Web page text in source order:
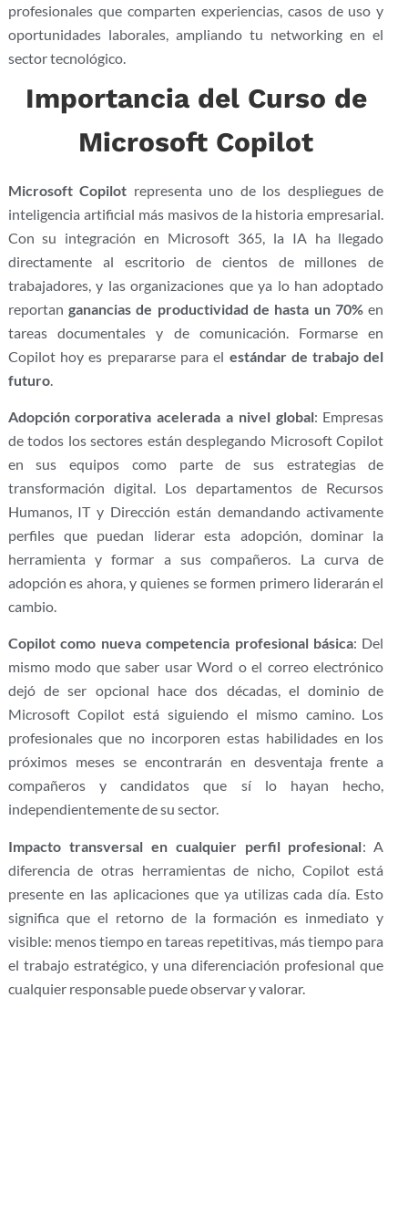
profesionales que comparten experiencias, casos de uso y
oportunidades laborales, ampliando tu networking en el
sector tecnológico.
Importancia del Curso de
Microsoft Copilot
Microsoft Copilot representa uno de los despliegues de
inteligencia artificial más masivos de la historia empresarial.
Con su integración en Microsoft 365, la IA ha llegado
directamente al escritorio de cientos de millones de
trabajadores, y las organizaciones que ya lo han adoptado
reportan ganancias de productividad de hasta un 70% en
tareas documentales y de comunicación. Formarse en
Copilot hoy es prepararse para el estándar de trabajo del
futuro.
Adopción corporativa acelerada a nivel global: Empresas
de todos los sectores están desplegando Microsoft Copilot
en sus equipos como parte de sus estrategias de
transformación digital. Los departamentos de Recursos
Humanos, IT y Dirección están demandando activamente
perfiles que puedan liderar esta adopción, dominar la
herramienta y formar a sus compañeros. La curva de
adopción es ahora, y quienes se formen primero liderarán el
cambio.
Copilot como nueva competencia profesional básica: Del
mismo modo que saber usar Word o el correo electrónico
dejó de ser opcional hace dos décadas, el dominio de
Microsoft Copilot está siguiendo el mismo camino. Los
profesionales que no incorporen estas habilidades en los
próximos meses se encontrarán en desventaja frente a
compañeros y candidatos que sí lo hayan hecho,
independientemente de su sector.
Impacto transversal en cualquier perfil profesional: A
diferencia de otras herramientas de nicho, Copilot está
presente en las aplicaciones que ya utilizas cada día. Esto
significa que el retorno de la formación es inmediato y
visible: menos tiempo en tareas repetitivas, más tiempo para
el trabajo estratégico, y una diferenciación profesional que
cualquier responsable puede observar y valorar.